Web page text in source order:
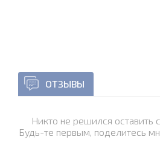
ОТЗЫВЫ
Никто не решился оставить
Будь-те первым, поделитесь